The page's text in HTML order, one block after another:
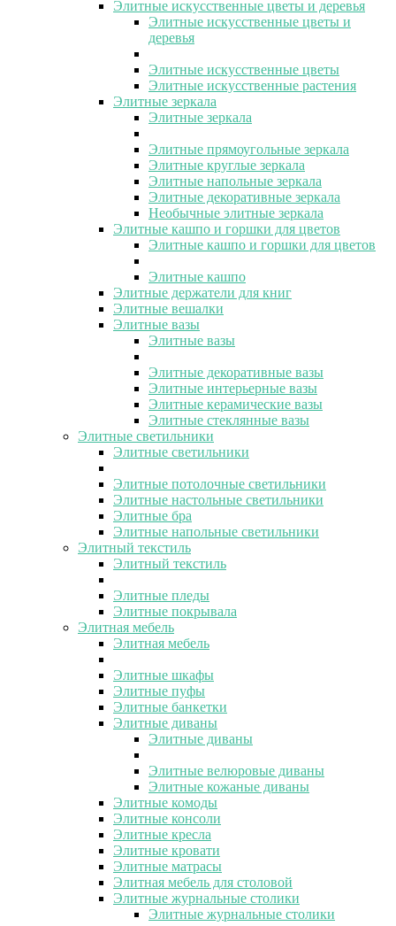
Элитные искусственные цветы и деревья
Элитные искусственные цветы и
деревья
Элитные искусственные цветы
Элитные искусственные растения
Элитные зеркала
Элитные зеркала
Элитные прямоугольные зеркала
Элитные круглые зеркала
Элитные напольные зеркала
Элитные декоративные зеркала
Необычные элитные зеркала
Элитные кашпо и горшки для цветов
Элитные кашпо и горшки для цветов
Элитные кашпо
Элитные держатели для книг
Элитные вешалки
Элитные вазы
Элитные вазы
Элитные декоративные вазы
Элитные интерьерные вазы
Элитные керамические вазы
Элитные стеклянные вазы
Элитные светильники
Элитные светильники
Элитные потолочные светильники
Элитные настольные светильники
Элитные бра
Элитные напольные светильники
Элитный текстиль
Элитный текстиль
Элитные пледы
Элитные покрывала
Элитная мебель
Элитная мебель
Элитные шкафы
Элитные пуфы
Элитные банкетки
Элитные диваны
Элитные диваны
Элитные велюровые диваны
Элитные кожаные диваны
Элитные комоды
Элитные консоли
Элитные кресла
Элитные кровати
Элитные матрасы
Элитная мебель для столовой
Элитные журнальные столики
Элитные журнальные столики